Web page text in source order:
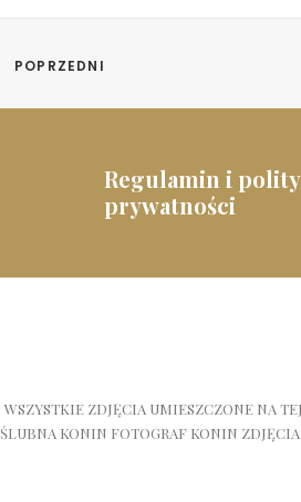
POPRZEDNI
Regulamin i
prywatności
WSZYSTKIE ZDJĘCIA UMIESZCZONE NA
ŚLUBNA KONIN FOTOGRAF KONIN